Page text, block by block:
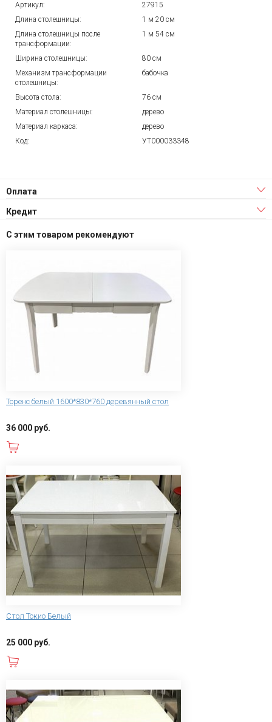
Артикул:
27915
Длина столешницы:
1 м 20 см
Длина столешницы после
трансформации:
1 м 54 см
Ширина столешницы:
80 см
Механизм трансформации
столешницы:
бабочка
Высота стола:
76 см
Материал столешницы:
дерево
Материал каркаса:
дерево
Код:
УТ000033348
Оплата
Кредит
С этим товаром рекомендуют
Торенс белый 1600*830*760 деревянный стол
36 000 руб.
Стол Токио Белый
25 000 руб.